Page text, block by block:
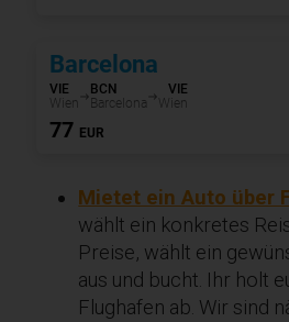
Mietet ein Auto über
wählt ein konkretes
Preise, wählt ein
aus und bucht. Ihr holt
Flughafen ab. Wir sind